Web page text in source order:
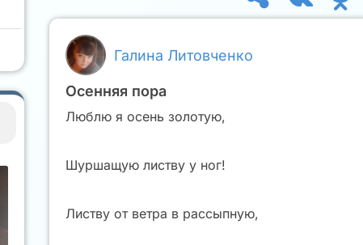
Галина Литовченко
Осенняя пора
Люблю я осень золотую,
Шуршащую листву у ног!
Листву от ветра в рассыпную,